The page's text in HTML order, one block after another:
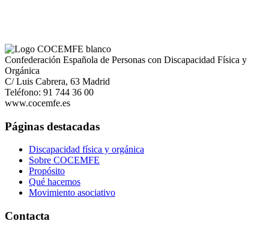
Confederación Española de Personas con Discapacidad Física y
Orgánica
C/ Luis Cabrera, 63 Madrid
Teléfono: 91 744 36 00
www.cocemfe.es
Páginas destacadas
Discapacidad física y orgánica
Sobre COCEMFE
Propósito
Qué hacemos
Movimiento asociativo
Contacta